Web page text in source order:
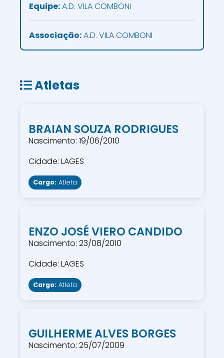
Atletas
BRAIAN SOUZA RODRIGUES
Nascimento: 19/06/2010
Cidade: LAGES
Cargo: Atleta
ENZO JOSÉ VIERO CANDIDO
Nascimento: 23/08/2010
Cidade: LAGES
Cargo: Atleta
GUILHERME ALVES BORGES
Nascimento: 25/07/2009
Equipe:A.D. VILA COMBONI
Associação:A.D. VILA COMBONI